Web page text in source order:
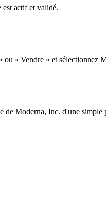
actif et validé.
ou « Vendre » et
de Moderna, Inc. d'une simple